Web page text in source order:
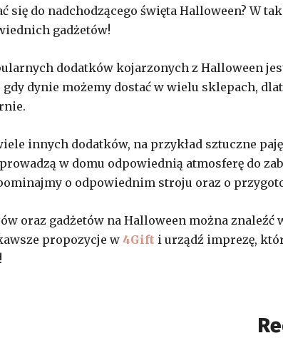
się do nadchodzącego święta Halloween? W
gadżetów!
dodatków kojarzonych z Halloween
gdy dynie możemy dostać w wielu sklepach,
innych dodatków, na przykład sztuczne
w domu odpowiednią atmosferę do
o odpowiednim stroju oraz o
oraz gadżetów na Halloween można
propozycje w 4Gift i urządź imprezę,